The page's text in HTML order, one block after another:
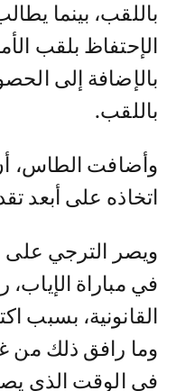
باللقب، بينما
الإحتفاظ بلقب
بالإضافة إلى
باللقب.
وأضافت الطاس، أن
اتخاذه على أبعد تقدير يوم 31
ويصر الترجي على
في مباراة الإياب،
القانونية، بسبب
وما رافق ذلك من
في الوقت الذي